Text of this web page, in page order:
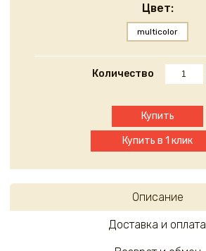
Цвет:
multicolor
Количество
Купить
Купить в 1 клик
Описание
Доставка и оплата